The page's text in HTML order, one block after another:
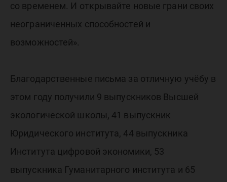
со временем. И открывайте новые грани своих
неограниченных способностей и
возможностей».
Благодарственные письма за отличную учёбу в
этом году получили 9 выпускников Высшей
экологической школы, 41 выпускник
Юридического института, 44 выпускника
Института цифровой экономики, 53
выпускника Гуманитарного института и 65